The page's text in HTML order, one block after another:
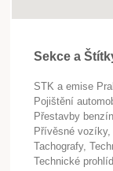
Sekce a
STK a emise
pojištění
přestavby
přívěsné vozíky
tachografy
technické